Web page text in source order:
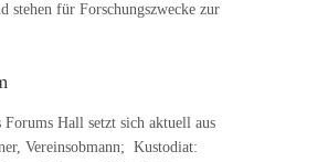
stehen für Forschungszwecke zur
Forums Hall setzt sich aktuell aus
Vereinsobmann; Kustodiat: